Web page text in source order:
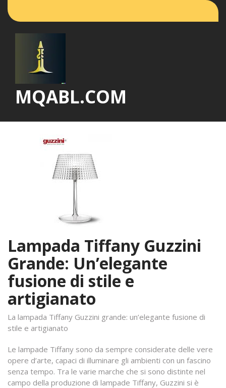
MQABL.COM
Lampada Tiffany Guzzini
Grande: Un’elegante
fusione di stile e
artigianato
La lampada Tiffany Guzzini grande: un’elegante fusione di
stile e artigianato
Le lampade Tiffany sono da sempre considerate delle vere
opere d’arte, capaci di illuminare gli ambienti con un fascino
senza tempo. Tra le varie marche che si sono distinte nel
campo della produzione di lampade Tiffany, Guzzini si è